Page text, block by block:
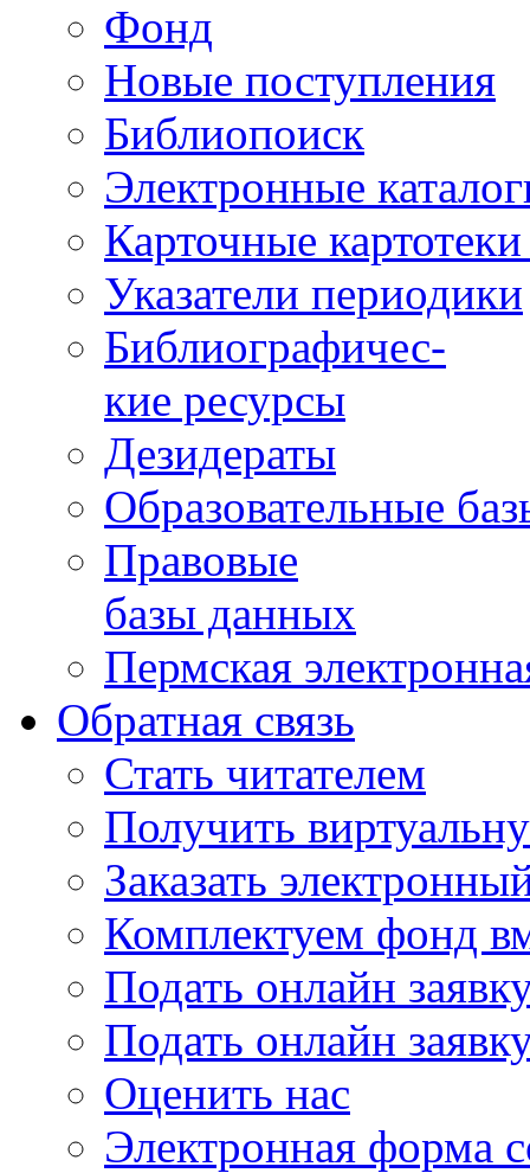
Фонд
Новые поступления
Библиопоиск
Электронные
Карточные
Указатели периодики
Библиографичес-
кие ресурсы
Дезидераты
Образовательные
Правовые
базы данных
Пермская
Обратная связь
Стать читателем
Получить
Заказать
Комплектуем фонд
Подать онлайн
Подать онлайн
Оценить нас
Электронная форма